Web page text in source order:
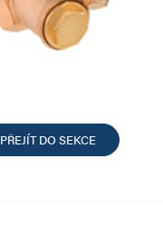
PŘEJÍT DO SEKCE